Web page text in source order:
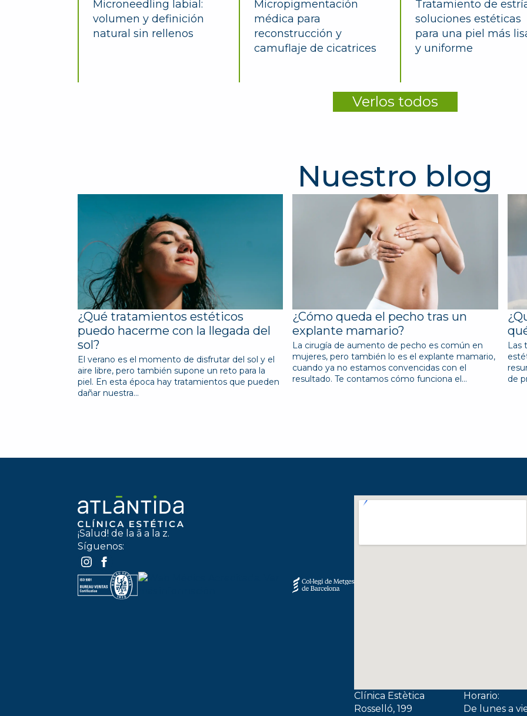
Microneedling labial:
volumen y definición
natural sin rellenos
Micropigmentación
médica para
reconstrucción y
camuflaje de cicatrices
Tratamiento de
soluciones estéticas
para una piel más
y uniforme
Verlos todos
Nuestro blog
¿Qué tratamientos estéticos
puedo hacerme con la llegada del
sol?
El verano es el momento de disfrutar del sol y el
aire libre, pero también supone un reto para la
piel. En esta época hay tratamientos que pueden
dañar nuestra…
¿Cómo queda el pecho tras un
explante mamario?
La cirugía de aumento de pecho es común en
mujeres, pero también lo es el explante mamario,
cuando ya no estamos convencidas con el
resultado. Te contamos cómo funciona el…
Las
de
¡Salud! de la ā a la z.
Síguenos:
Clínica Estètica
Rosselló, 199
Horario:
De lunes a